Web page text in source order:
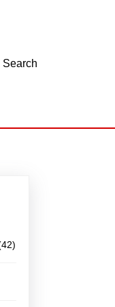
Search
4242